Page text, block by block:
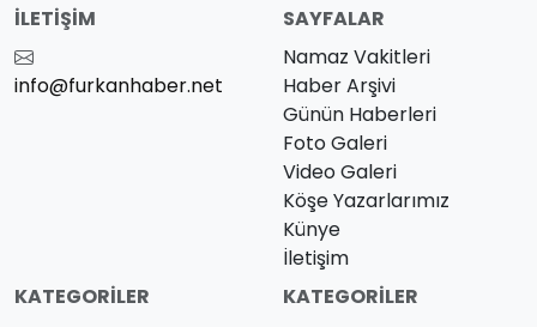
İLETIŞIM
info@furkanhaber.net
SAYFALAR
Namaz Vakitleri
Haber Arşivi
Günün Haberleri
Foto Galeri
Video Galeri
Köşe Yazarlarımız
Künye
İletişim
KATEGORILER
KATEGORILER